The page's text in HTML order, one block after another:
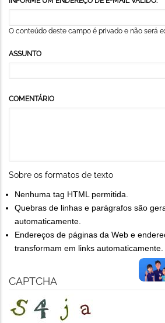
O conteúdo deste campo é privado e não será
ASSUNTO
COMENTÁRIO
Sobre os formatos de texto
Nenhuma tag HTML permitida.
Quebras de linhas e parágrafos são
automaticamente.
Endereços de páginas da Web e
transformam em links automaticamente.
CAPTCHA